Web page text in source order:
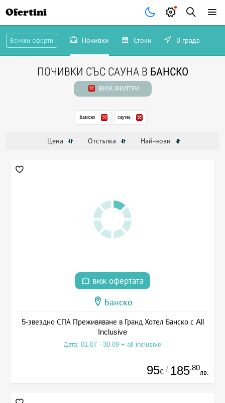
Ofertini
Всички оферти Почивки Стоки В града
ПОЧИВКИ СЪС САУНА В БАНСКО
ВИЖ ФИЛТРИ
Банско сауна
Цена Отстъпка Най-нови
виж офертата
Банско
5-звездно СПА Преживяване в Гранд Хотел Банско с All
Inclusive
Дата: 01.07 - 30.09 + all inclusive
95€ / 185.80
лв.